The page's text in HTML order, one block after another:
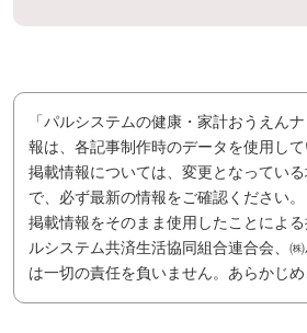
「パルシステムの健康・家計おうえん
報は、各記事制作時のデータを使用して
掲載情報については、変更となってい
で、必ず最新の情報をご確認ください。
掲載情報をそのまま使用したことによ
ルシステム共済生活協同組合連合会、
は一切の責任を負いません。あらかじめ